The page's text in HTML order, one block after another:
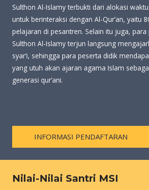
Sulthon Al-Islamy terbukti dari alokasi
untuk berinteraksi dengan Al-Qur’an, yaitu
pelajaran di pesantren. Selain itu juga, para
Sulthon Al-Islamy terjun langsung
syar’i, sehingga para peserta didik
yang utuh akan ajaran agama Islam
generasi qur’ani.
INFORMASI PENDAFTARAN
Nilai-Nilai Santri MSI